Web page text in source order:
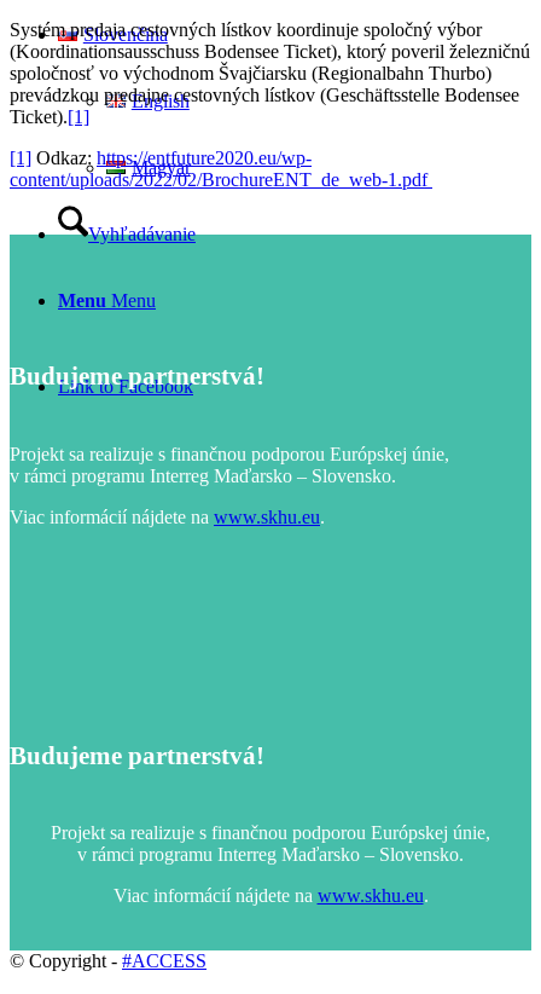
Slovenčina
English
Magyar
Vyhľadávanie
Menu Menu
Link to Facebook
Systém predaja cestovných lístkov koordinuje spoločný výbor
(Koordinationsausschuss Bodensee Ticket), ktorý poveril železničnú
spoločnosť vo východnom Švajčiarsku (Regionalbahn Thurbo)
prevádzkou predajne cestovných lístkov (Geschäftsstelle Bodensee
Ticket).[1]
[1] Odkaz: https://entfuture2020.eu/wp-
content/uploads/2022/02/BrochureENT_de_web-1.pdf
Budujeme partnerstvá!
Projekt sa realizuje s finančnou podporou Európskej únie,
v rámci programu Interreg Maďarsko – Slovensko.
Viac informácií nájdete na www.skhu.eu.
Budujeme partnerstvá!
Projekt sa realizuje s finančnou podporou Európskej únie,
v rámci programu Interreg Maďarsko – Slovensko.
Viac informácií nájdete na www.skhu.eu.
© Copyright - #ACCESS